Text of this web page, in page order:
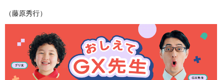
（藤原秀行）